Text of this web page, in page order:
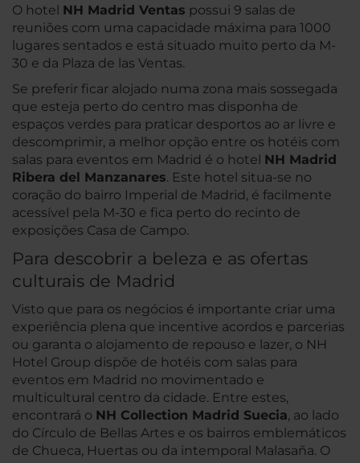
O hotel NH Madrid Ventas possui 9 salas de
reuniões com uma capacidade máxima para 1000
lugares sentados e está situado muito perto da M-
30 e da Plaza de las Ventas.
Se preferir ficar alojado numa zona mais sossegada
que esteja perto do centro mas disponha de
espaços verdes para praticar desportos ao ar livre e
descomprimir, a melhor opção entre os hotéis com
salas para eventos em Madrid é o hotel NH Madrid
Ribera del Manzanares. Este hotel situa-se no
coração do bairro Imperial de Madrid, é facilmente
acessível pela M-30 e fica perto do recinto de
exposições Casa de Campo.
Para descobrir a beleza e as ofertas
culturais de Madrid
Visto que para os negócios é importante criar uma
experiência plena que incentive acordos e parcerias
ou garanta o alojamento de repouso e lazer, o NH
Hotel Group dispõe de hotéis com salas para
eventos em Madrid no movimentado e
multicultural centro da cidade. Entre estes,
encontrará o NH Collection Madrid Suecia, ao lado
do Círculo de Bellas Artes e os bairros emblemáticos
de Chueca, Huertas ou da intemporal Malasaña. O